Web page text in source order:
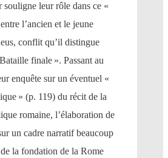
souligne leur rôle dans ce «
l’ancien et le jeune
conflit qu’il distingue
finale ». Passant au
enquête sur un éventuel «
» (p. 119) du récit de la
romaine, l’élaboration de
un cadre narratif beaucoup
la fondation de la Rome